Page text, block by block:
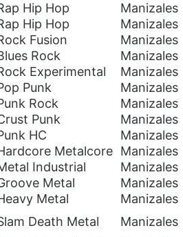
Hip Hop
Manizales
Hip Hop
Manizales
Fusion
Manizales
Rock
Manizales
Experimental
Manizales
Punk
Manizales
Rock
Manizales
Punk
Manizales
HC
Manizales
Metalcore Manizales
Industrial
Manizales
Metal
Manizales
Metal
Manizales
Death Metal
Manizales